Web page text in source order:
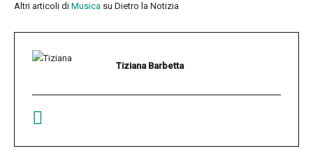
Altri articoli di Musica su Dietro la Notizia
Tiziana Barbetta